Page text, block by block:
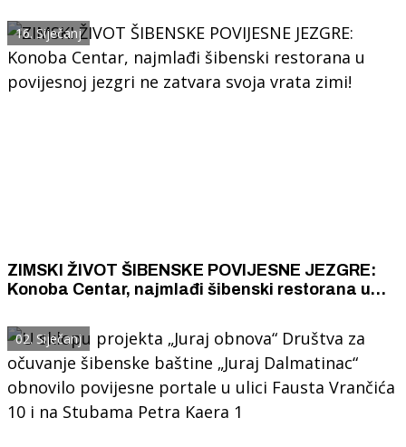
16. Siječanj
ZIMSKI ŽIVOT ŠIBENSKE POVIJESNE JEZGRE:
Konoba Centar, najmlađi šibenski restorana u
02. Siječanj